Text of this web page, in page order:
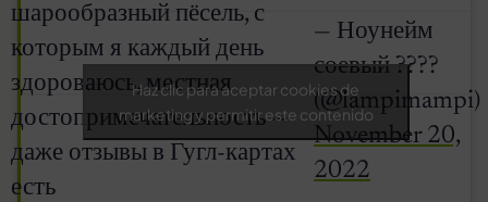
шарообразный пёсель, с
которым я каждый день
здороваюсь, местная
достопримечательность —
даже отзывы в Гугл-картах
есть
— Ноунейм
соевый ????
(@lampimampi)
November 20,
2022
Haz clic para aceptar cookies de
marketing y permitir este contenido